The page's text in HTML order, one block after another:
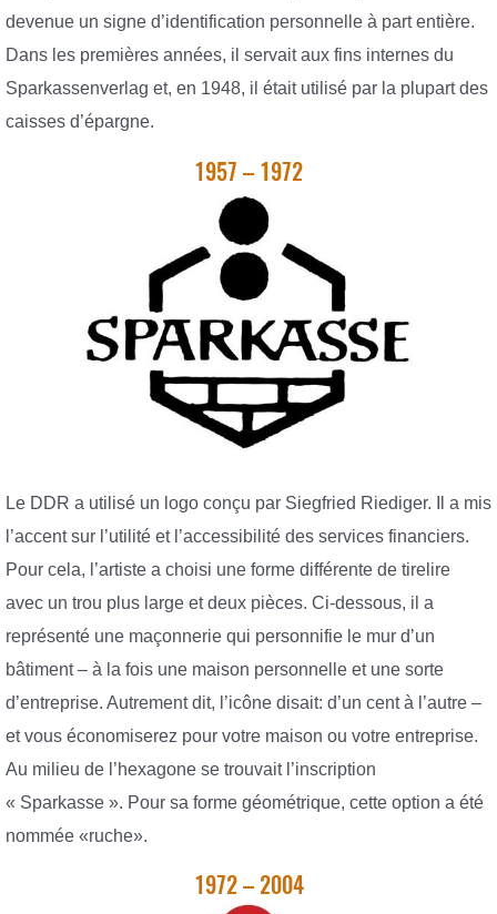
devenue un signe d’identification personnelle à part entière.
Dans les premières années, il servait aux fins internes du
Sparkassenverlag et, en 1948, il était utilisé par la plupart des
caisses d’épargne.
1957 – 1972
Le DDR a utilisé un logo conçu par Siegfried Riediger. Il a mis
l’accent sur l’utilité et l’accessibilité des services financiers.
Pour cela, l’artiste a choisi une forme différente de tirelire
avec un trou plus large et deux pièces. Ci-dessous, il a
représenté une maçonnerie qui personnifie le mur d’un
bâtiment – à la fois une maison personnelle et une sorte
d’entreprise. Autrement dit, l’icône disait: d’un cent à l’autre –
et vous économiserez pour votre maison ou votre entreprise.
Au milieu de l’hexagone se trouvait l’inscription
« Sparkasse ». Pour sa forme géométrique, cette option a été
nommée «ruche».
1972 – 2004